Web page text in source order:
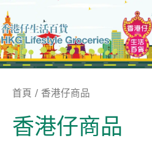
Skip
to
content
首頁 / 香港仔商品
香港仔商品